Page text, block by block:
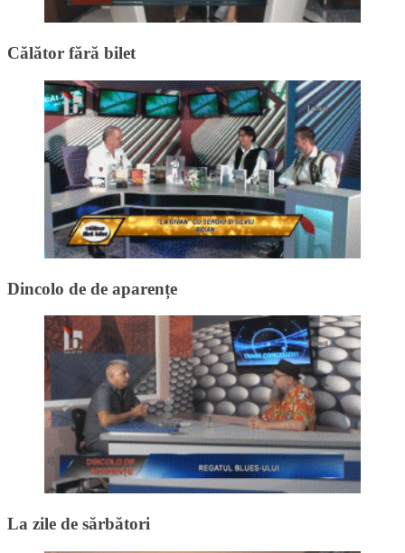
Călător fără bilet
Dincolo de de aparențe
La zile de sărbători